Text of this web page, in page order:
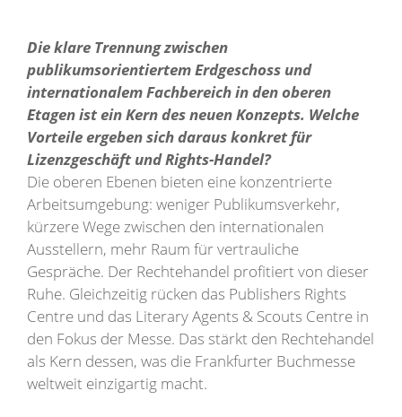
Die klare Trennung zwischen
publikumsorientiertem Erdgeschoss und
internationalem Fachbereich in den oberen
Etagen ist ein Kern des neuen Konzepts. Welche
Vorteile ergeben sich daraus konkret für
Lizenzgeschäft und Rights-Handel?
Die oberen Ebenen bieten eine konzentrierte
Arbeitsumgebung: weniger Publikumsverkehr,
kürzere Wege zwischen den internationalen
Ausstellern, mehr Raum für vertrauliche
Gespräche. Der Rechtehandel profitiert von dieser
Ruhe. Gleichzeitig rücken das Publishers Rights
Centre und das Literary Agents & Scouts Centre in
den Fokus der Messe. Das stärkt den Rechtehandel
als Kern dessen, was die Frankfurter Buchmesse
weltweit einzigartig macht.